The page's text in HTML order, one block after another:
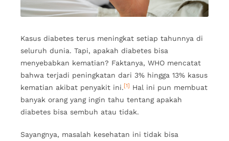
Kasus diabetes terus meningkat setiap tahunnya di
seluruh dunia. Tapi, apakah diabetes bisa
menyebabkan kematian? Faktanya, WHO mencatat
bahwa terjadi peningkatan dari 3% hingga 13% kasus
kematian akibat penyakit ini. [1] Hal ini pun membuat
banyak orang yang ingin tahu tentang apakah
diabetes bisa sembuh atau tidak.
Sayangnya, masalah kesehatan ini tidak bisa